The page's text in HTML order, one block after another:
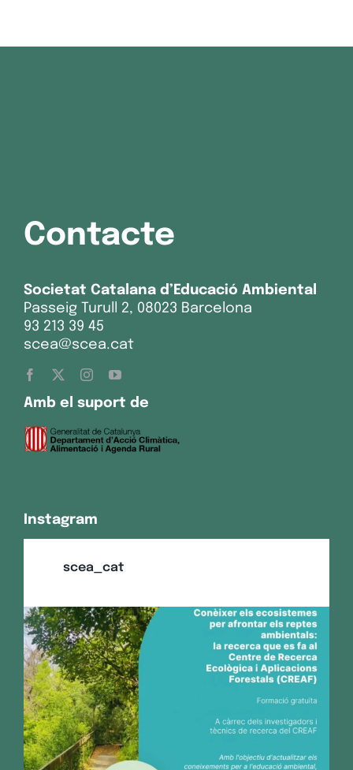
Contacte
Societat Catalana d’Educació Ambiental
Passeig Turull 2, 08023 Barcelona
93 213 39 45
scea@scea.cat
Amb el suport de
Instagram
scea_cat